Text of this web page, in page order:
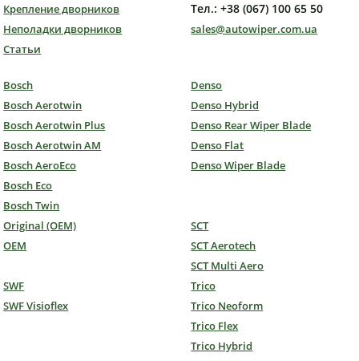
Крепление дворников
Неполадки дворников
Статьи
Тел.: +38 (067) 100 65 50
sales@autowiper.com.ua
Bosch
Bosch Aerotwin
Bosch Aerotwin Plus
Bosch Aerotwin AM
Bosch AeroEco
Bosch Eco
Bosch Twin
Denso
Denso Hybrid
Denso Rear Wiper Blade
Denso Flat
Denso Wiper Blade
Original (OEM)
OEM
SCT
SCT Aerotech
SCT Multi Aero
SWF
SWF Visioflex
Trico
Trico Neoform
Trico Flex
Trico Hybrid